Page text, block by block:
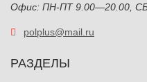
Офис: ПН-ПТ 9.00—20.00,
polplus@mail.ru
РАЗДЕЛЫ